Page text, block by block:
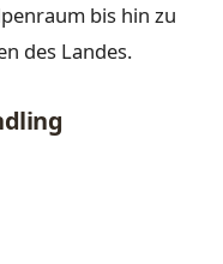
bis hin zu
des Landes.